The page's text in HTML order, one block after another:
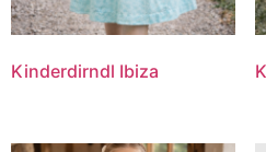
Kinderdirndl Ibiza